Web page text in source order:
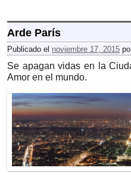
Arde París
Publicado el noviembre 17, 2015
Se apagan vidas en la
Amor en el mundo.